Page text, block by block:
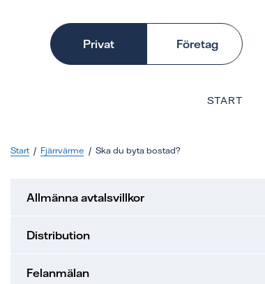
Privat Företag
START
Start Fjärrvärme Ska du byta bostad?
Allmänna avtalsvillkor
Distribution
Felanmälan